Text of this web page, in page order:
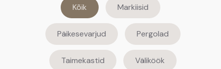
Kõik Markiisid
Päikesevarjud Pergolad
Taimekastid Väliköök